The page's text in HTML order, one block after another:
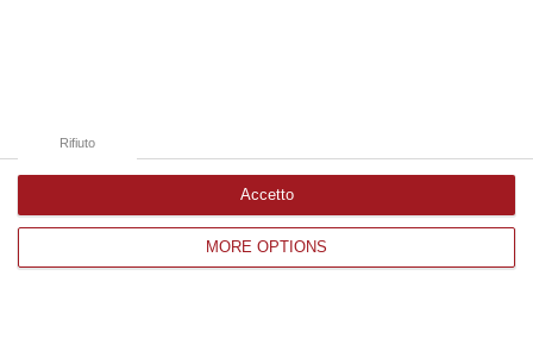
MORE OPTIONS
Rifiuto
Accetto
Corriere delle Calabria è una testata giornalistica di News&Com S.r.l
©2012--2026. Tutti i diritti riservati.